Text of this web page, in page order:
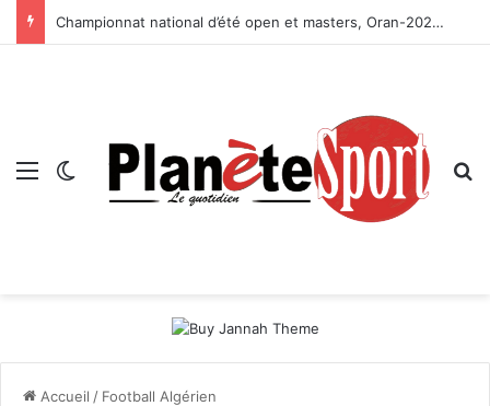
Championnat national d’été open et masters, Oran-2026 — Le CRB s’adjuge le titre
Menu Switch skin
Accueil / Football Algérien